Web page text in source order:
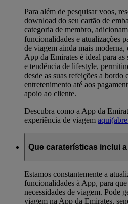
Para além de pesquisar voos,
download do seu cartão de
categoria de membro,
funcionalidades e atualizações
de viagem ainda mais moderna,
App da Emirates é ideal para as
e tendência de lifestyle,
desde as suas refeições a bordo
entretenimento até aos
apoio ao cliente.
Descubra como a App da
experiência de viagem aqui
Que caraterísticas inclui
Estamos constantemente a
funcionalidades à App, para
necessidades de viagem. Pode
viagem na App da Emirates,